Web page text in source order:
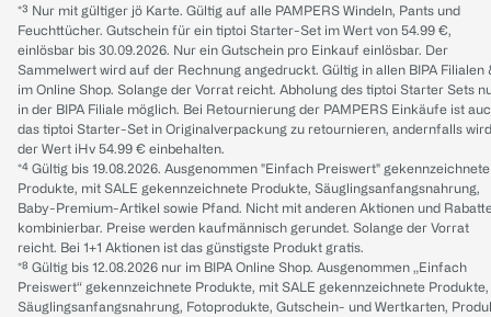
*³ Nur mit gültiger jö Karte. Gültig auf alle PAMPERS Windeln, Pants und
Feuchttücher. Gutschein für ein tiptoi Starter-Set im Wert von 54.99 €,
einlösbar bis 30.09.2026. Nur ein Gutschein pro Einkauf einlösbar. Der
Sammelwert wird auf der Rechnung angedruckt. Gültig in allen BIPA Filialen
im Online Shop. Solange der Vorrat reicht. Abholung des tiptoi Starter Sets
in der BIPA Filiale möglich. Bei Retournierung der PAMPERS Einkäufe ist
das tiptoi Starter-Set in Originalverpackung zu retournieren, andernfalls wird
der Wert iHv 54.99 € einbehalten.
*⁴ Gültig bis 19.08.2026. Ausgenommen "Einfach Preiswert" gekennzeichnete
Produkte, mit SALE gekennzeichnete Produkte, Säuglingsanfangsnahrung,
Baby-Premium-Artikel sowie Pfand. Nicht mit anderen Aktionen und
kombinierbar. Preise werden kaufmännisch gerundet. Solange der Vorrat
reicht. Bei 1+1 Aktionen ist das günstigste Produkt gratis.
*⁸ Gültig bis 12.08.2026 nur im BIPA Online Shop. Ausgenommen „Einfach
Preiswert“ gekennzeichnete Produkte, mit SALE gekennzeichnete Produkte,
Säuglingsanfangsnahrung, Fotoprodukte, Gutschein- und Wertkarten,